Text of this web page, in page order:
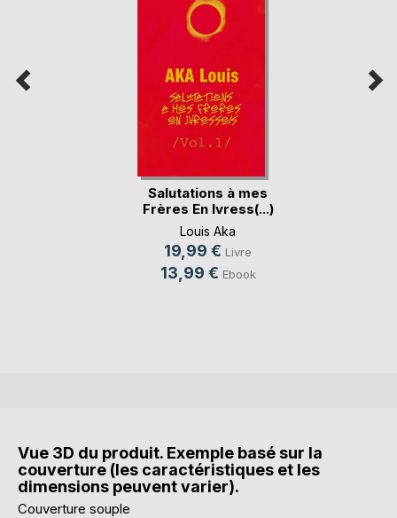
Salutations à mes
Frères En Ivress(...)
Louis Aka
19,99 € Livre
13,99 € Ebook
Vue 3D du produit. Exemple basé sur la
couverture (les caractéristiques et les
dimensions peuvent varier).
Couverture souple